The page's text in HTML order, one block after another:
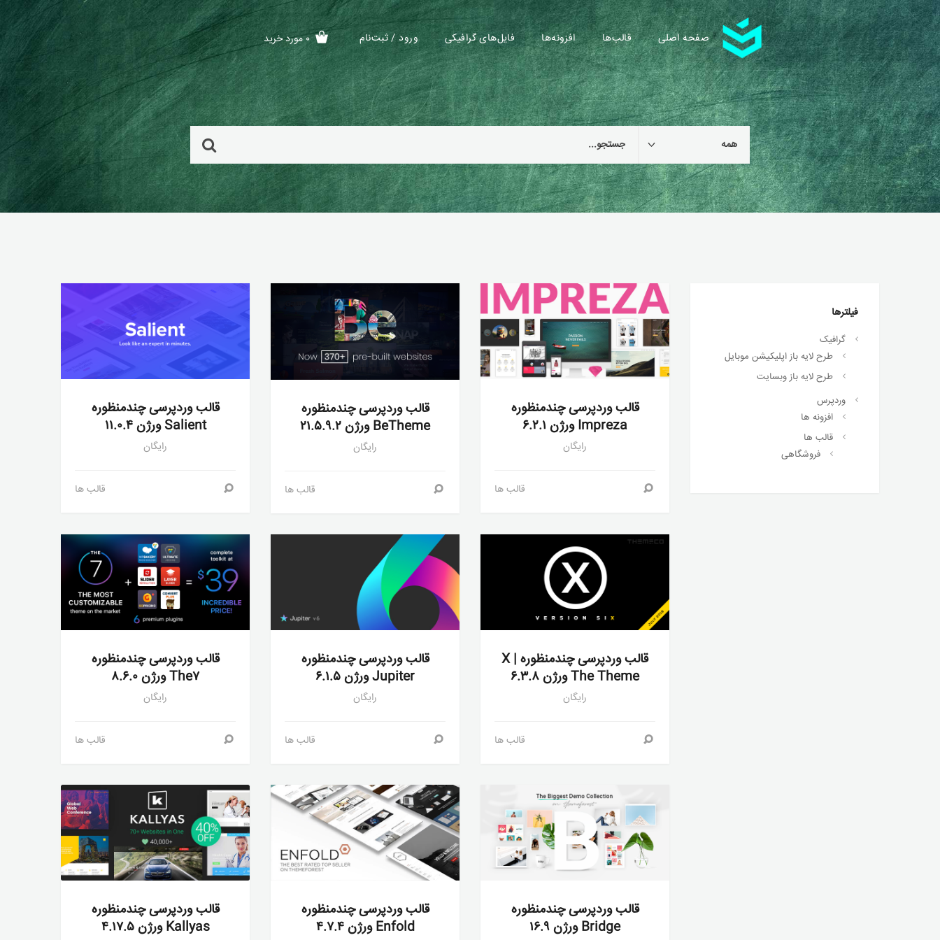
صفحه اصلی قالب‌ها افزونه‌ها فایل‌های گرافیکی ورود / ثبت‌نام ۰ مورد خرید
شما فایلی برای خرید انتخاب نکرده اید
فیلترها
گرافیک
طرح لایه باز اپلیکیشن موبایل
طرح لایه باز وبسایت
وردپرس
افزونه ها
قالب ها
فروشگاهی
قالب وردپرسی چندمنظوره
Impreza ورژن ۶.۲.۱
رایگان
قالب ها
قالب وردپرسی چندمنظوره
BeTheme ورژن ۲۱.۵.۹.۲
رایگان
قالب ها
قالب وردپرسی چندمنظوره
Salient ورژن ۱۱.۰.۴
رایگان
قالب ها
قالب وردپرسی چندمنظوره X |
The Theme ورژن ۶.۳.۸
رایگان
قالب ها
قالب وردپرسی چندمنظوره
Jupiter ورژن ۶.۱.۵
رایگان
قالب ها
قالب وردپرسی چندمنظوره
The۷ ورژن ۸.۶.۰
رایگان
قالب ها
قالب وردپرسی چندمنظوره
Bridge ورژن ۱۶.۹
قالب وردپرسی چندمنظوره
Enfold ورژن ۴.۷.۴
قالب وردپرسی چندمنظوره
Kallyas ورژن ۴.۱۷.۵